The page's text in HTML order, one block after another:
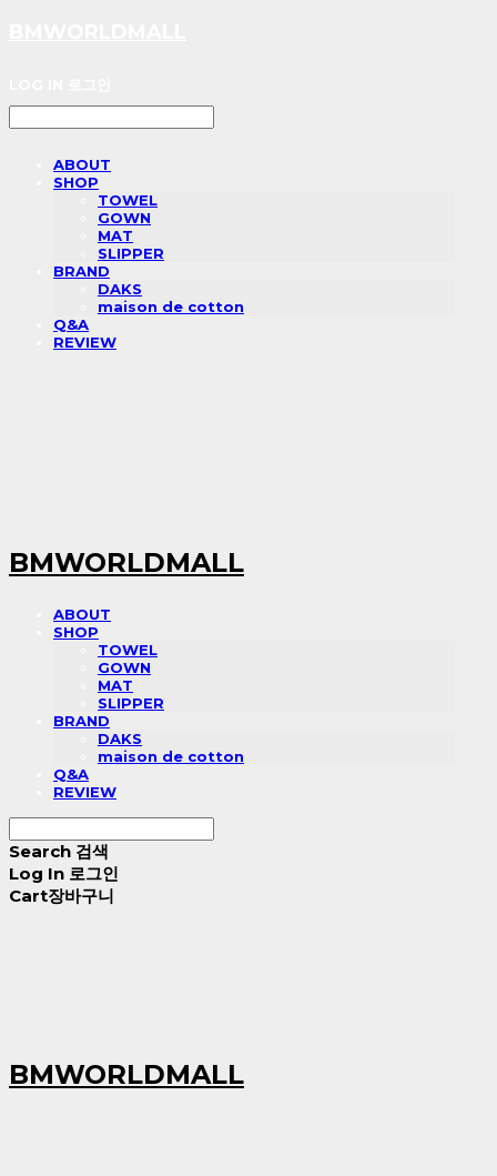
ABOUT
SHOP
TOWEL
GOWN
MAT
SLIPPER
BRAND
DAKS
maison de cotton
Q&A
REVIEW
BMWORLDMALL
ABOUT
SHOP
TOWEL
GOWN
MAT
SLIPPER
BRAND
DAKS
maison de cotton
Q&A
REVIEW
Search 검색
Log In 로그인
Cart장바구니
BMWORLDMALL